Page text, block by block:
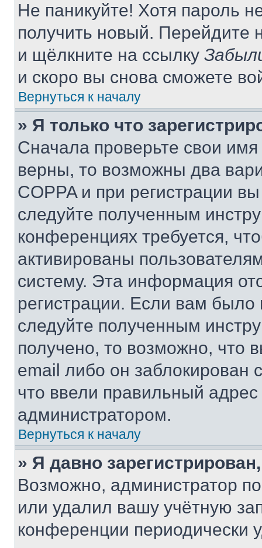
Не паникуйте! Хотя пароль
получить новый. Перейдите
и щёлкните на ссылку
и скоро вы снова сможете
Вернуться к началу
» Я только что
Сначала проверьте свои
верны, то возможны два
COPPA и при регистрации
следуйте полученным
конференциях требуется,
активированы
систему. Эта информация
регистрации. Если вам
следуйте полученным
получено, то возможно, что
email либо он
что ввели правильный адрес
администратором.
Вернуться к началу
» Я давно
Возможно, администратор
или удалил вашу учётную
конференции периодически